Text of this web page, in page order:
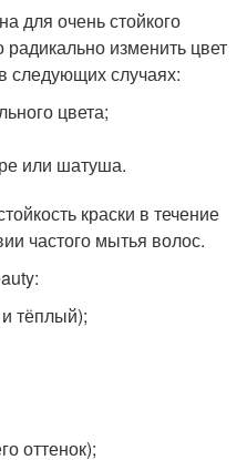
для очень стойкого
изменить цвет
следующих случаях:
цвета;
или шатуша.
краски в течение
частого мытья волос.
тёплый);
оттенок);